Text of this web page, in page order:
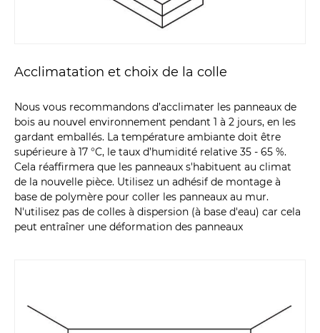
Acclimatation et choix de la colle
Nous vous recommandons d’acclimater les panneaux de
bois au nouvel environnement pendant 1 à 2 jours, en les
gardant emballés. La température ambiante doit être
supérieure à 17 °C, le taux d’humidité relative 35 - 65 %.
Cela réaffirmera que les panneaux s'habituent au climat
de la nouvelle pièce. Utilisez un adhésif de montage à
base de polymère pour coller les panneaux au mur.
N'utilisez pas de colles à dispersion (à base d'eau) car cela
peut entraîner une déformation des panneaux